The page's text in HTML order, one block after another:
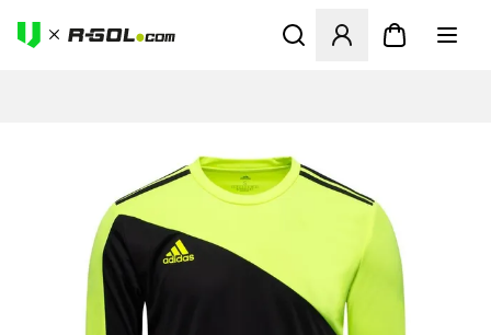
Odpre Modal za prijavo ali